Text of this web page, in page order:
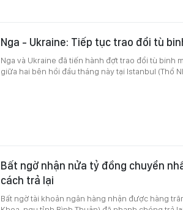
Nga - Ukraine: Tiếp tục trao đổi tù
Nga và Ukraine đã tiến hành đợt trao đổi tù binh
giữa hai bên hồi đầu tháng này tại Istanbul (Thổ
Bất ngờ nhận nửa tỷ đồng chuyển
cách trả lại
Bất ngờ tài khoản ngân hàng nhận được hàng